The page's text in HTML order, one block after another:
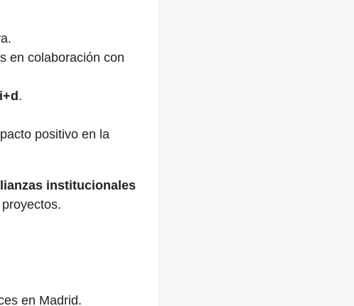
en colaboración con
.
positivo en la
institucionales
en Madrid.